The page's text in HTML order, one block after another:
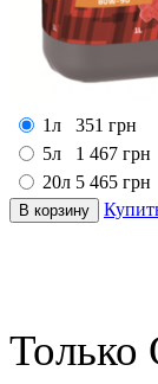
1л 351 грн
5л
1 467 грн
20л 5 465 грн
Только